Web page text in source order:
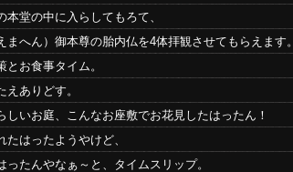
堂の中に入らしてもろて、
まへん）御本尊の胎内仏を4体拝観させてもらえます。
お食事タイム。
ありどす。
しいお庭、こんなお座敷でお花見したはったん！
はったようやけど、
たんやなぁ～と、タイムスリップ。